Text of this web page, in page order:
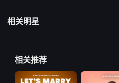
相关明星
相关推荐